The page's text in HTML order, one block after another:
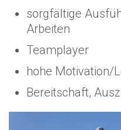
sorgfältige
Arbeiten
Teamplayer
hohe Motivation/
Bereitschaft,